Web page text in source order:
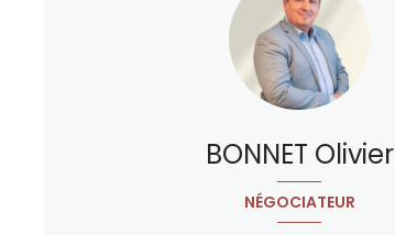
NÉGOCIATEUR
BONNET Olivier